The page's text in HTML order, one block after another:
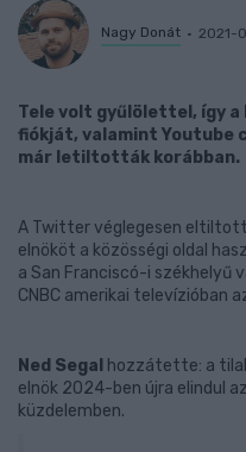
Nagy Donát 2021-
Tele volt gyűlölettel, így
fiókját, valamint
már letiltották korábban.
A Twitter véglegesen
elnököt a közösségi oldal
a San Franciscó-i székhelyű
CNBC amerikai televízióban
Ned Segal hozzátette: a
elnök 2024-ben újra elindul
küzdelemben.